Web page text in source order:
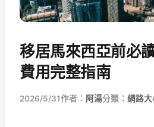
移居馬來西亞前必
費用完整指南
2026/5/31作者： 阿湯分類： 網路大